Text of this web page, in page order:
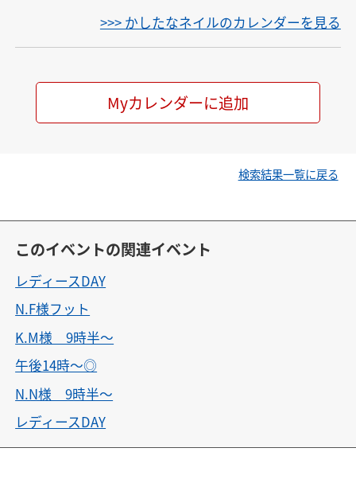
>>> かしたなネイルのカレンダーを見る
Myカレンダーに追加
検索結果一覧に戻る
このイベントの関連イベント
レディースDAY
N.F様フット
K.M様 9時半〜
午後14時〜◎
N.N様 9時半〜
レディースDAY